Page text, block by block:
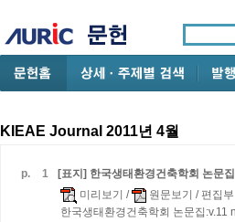
KIEAE Journal 2011년 4월
p. 1
[표지] 한국생태환경건축학회 논문
미리보기 / 원문보기 / 편집부
한국생태환경건축학회 논문집:v.11